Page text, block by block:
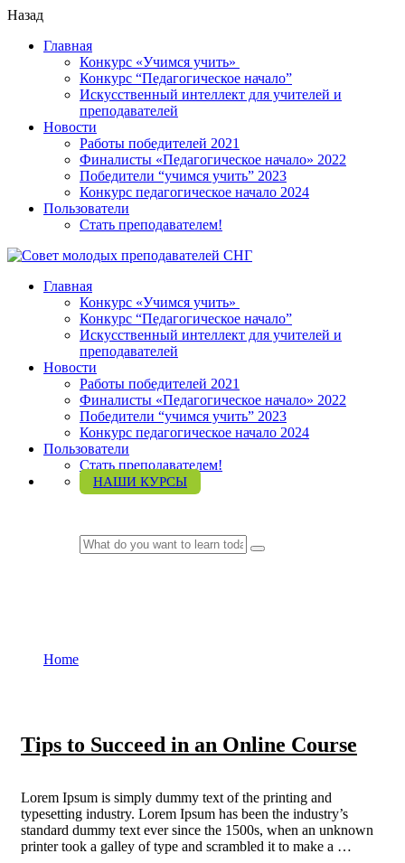
Назад
Главная
Конкурс «Учимся учить»
Конкурс “Педагогическое начало”
Искусственный интеллект для учителей и
преподавателей
Новости
Работы победителей 2021
Финалисты «Педагогическое начало» 2022
Победители “учимся учить” 2023
Конкурс педагогическое начало 2024
Пользователи
Стать преподавателем!
Главная
Конкурс «Учимся учить»
Конкурс “Педагогическое начало”
Искусственный интеллект для учителей и
преподавателей
Новости
Работы победителей 2021
Финалисты «Педагогическое начало» 2022
Победители “учимся учить” 2023
Конкурс педагогическое начало 2024
Пользователи
Стать преподавателем!
НАШИ КУРСЫ
Home
Tips to Succeed in an Online Course
Lorem Ipsum is simply dummy text of the printing and
typesetting industry. Lorem Ipsum has been the industry’s
standard dummy text ever since the 1500s, when an unknown
printer took a galley of type and scrambled it to make a …